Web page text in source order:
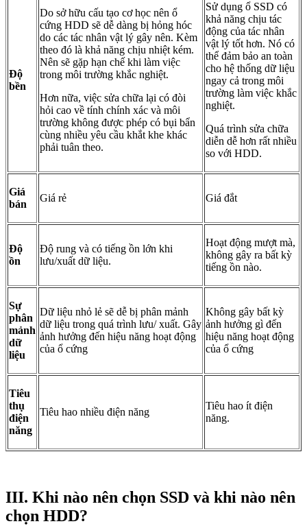
Độ
bền
Do sở hữu cấu tạo cơ học nên ổ
cứng HDD sẽ dễ dàng bị hỏng hóc
do các tác nhân vật lý gây nên. Kèm
theo đó là khả năng chịu nhiệt kém.
Nên sẽ gặp hạn chế khi làm việc
trong môi trường khắc nghiệt.
Hơn nữa, việc sửa chữa lại có đòi
hỏi cao về tính chính xác và môi
trường không được phép có bụi bẩn
cùng nhiều yêu cầu khắt khe khác
phải tuân theo.
Sử dụng ổ SSD có
khả năng chịu tác
động của tác nhân
vật lý tốt hơn. Nó có
thể đảm bảo an toàn
cho hệ thống dữ liệu
ngay cả trong môi
trường làm việc khắc
nghiệt.
Quá trình sửa chữa
diễn dễ hơn rất nhiều
so với HDD.
Giá
bán
Giá rẻ Giá đắt
Độ
ồn
Độ rung và có tiếng ồn lớn khi
lưu/xuất dữ liệu.
Hoạt động mượt mà,
không gây ra bất kỳ
tiếng ồn nào.
Sự
phân
mảnh
dữ
liệu
Dữ liệu nhỏ lẻ sẽ dễ bị phân mảnh
dữ liệu trong quá trình lưu/ xuất. Gây
ảnh hưởng đến hiệu năng hoạt động
của ổ cứng
Không gây bất kỳ
ảnh hưởng gì đến
hiệu năng hoạt động
của ổ cứng
Tiêu
thụ
điện
năng
Tiêu hao nhiều điện năng
Tiêu hao ít điện
năng.
III. Khi nào nên chọn SSD và khi nào nên
chọn HDD?